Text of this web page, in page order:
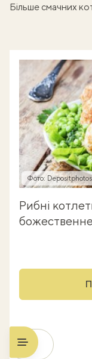
Більше смачних
Фото: Depositphotos
Рибні
Назад